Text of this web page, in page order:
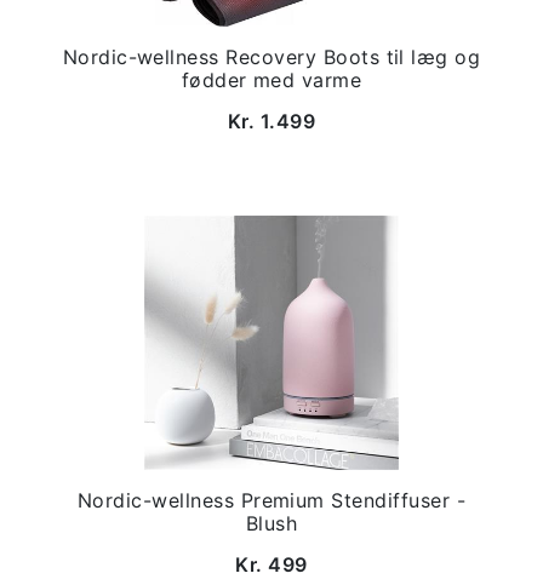
Nordic-wellness Recovery Boots til læg og
fødder med varme
Kr. 1.499
Nordic-wellness Premium Stendiffuser -
Blush
Kr. 499